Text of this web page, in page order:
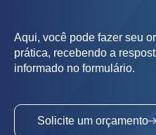
Aqui, você pode fazer seu
prática, recebendo a
informado no formulário.
Solicite um orçamento